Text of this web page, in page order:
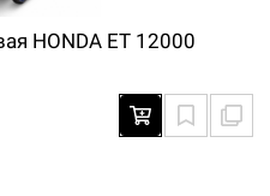
HONDA ЕТ 12000